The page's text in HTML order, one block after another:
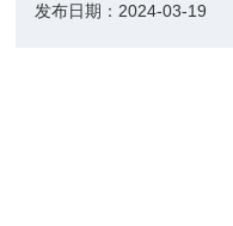
发布日期： 2024-03-19